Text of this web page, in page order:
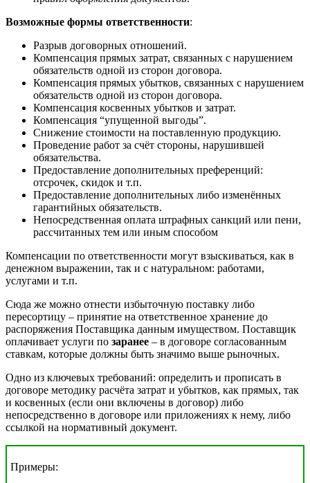
Возможные формы ответственности:
Разрыв договорных отношений.
Компенсация прямых затрат, связанных с нарушением
обязательств одной из сторон договора.
Компенсация прямых убытков, связанных с нарушением
обязательств одной из сторон договора.
Компенсация косвенных убытков и затрат.
Компенсация “упущенной выгоды”.
Снижение стоимости на поставленную продукцию.
Проведение работ за счёт стороны, нарушившей
обязательства.
Предоставление дополнительных преференций:
отсрочек, скидок и т.п.
Предоставление дополнительных либо изменённых
гарантийных обязательств.
Непосредственная оплата штрафных санкций или пени,
рассчитанных тем или иным способом
Компенсации по ответственности могут взыскиваться, как в
денежном выражении, так и с натуральном: работами,
услугами и т.п.
Сюда же можно отнести избыточную поставку либо
пересортицу – принятие на ответственное хранение до
распоряжения Поставщика данным имуществом. Поставщик
оплачивает услуги по заранее – в договоре согласованным
ставкам, которые должны быть значимо выше рыночных.
Одно из ключевых требований: определить и прописать в
договоре методику расчёта затрат и убытков, как прямых, так
и косвенных (если они включены в договор) либо
непосредственно в договоре или приложениях к нему, либо
ссылкой на нормативный документ.
Примеры: